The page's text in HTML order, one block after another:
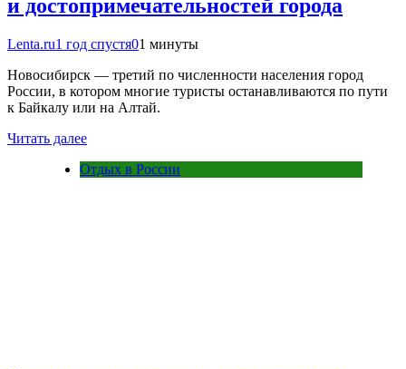
и достопримечательностей города
Lenta.ru1 год спустя01 минуты
Новосибирск — третий по численности населения город
России, в котором многие туристы останавливаются по пути
к Байкалу или на Алтай.
Читать далее
Отдых в России